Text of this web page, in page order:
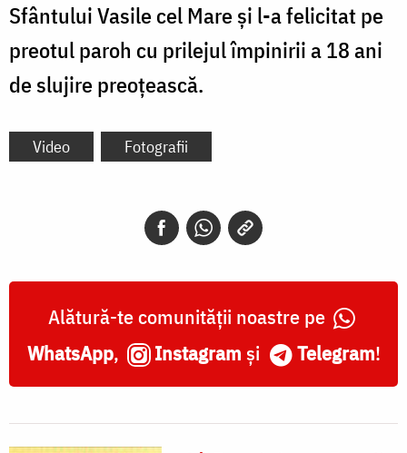
Sfântului Vasile cel Mare și l-a felicitat pe
preotul paroh cu prilejul împinirii a 18 ani
de slujire preoțească.
Video Fotografii
Alătură-te comunității noastre pe
WhatsApp, Instagram și Telegram!